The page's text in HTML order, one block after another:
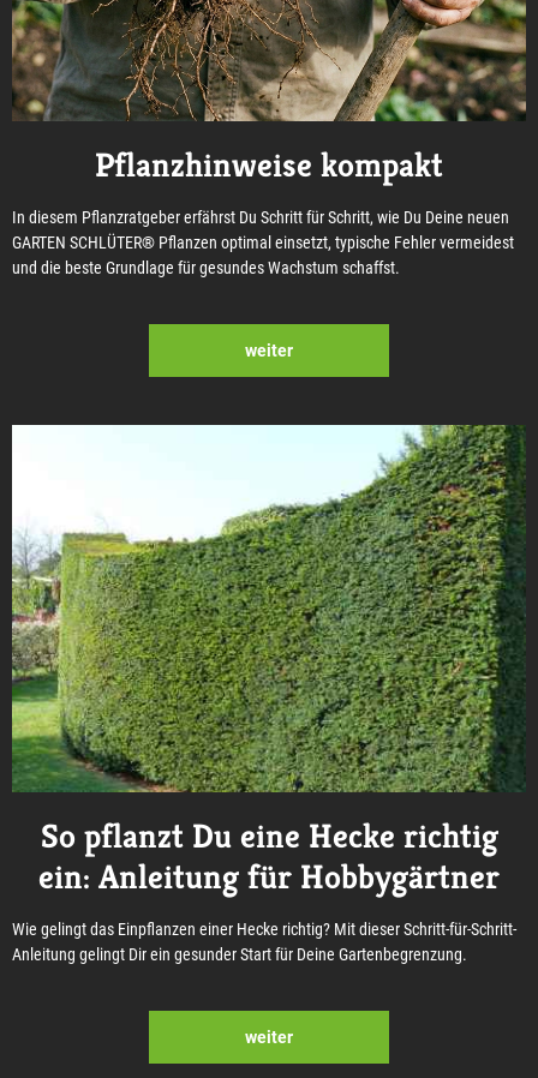
Pflanzhinweise kompakt
In diesem Pflanzratgeber erfährst Du Schritt für Schritt, wie Du Deine neuen
GARTEN SCHLÜTER® Pflanzen optimal einsetzt, typische Fehler vermeidest
und die beste Grundlage für gesundes Wachstum schaffst.
weiter
So pflanzt Du eine Hecke richtig
ein: Anleitung für Hobbygärtner
Wie gelingt das Einpflanzen einer Hecke richtig? Mit dieser Schritt-für-Schritt-
Anleitung gelingt Dir ein gesunder Start für Deine Gartenbegrenzung.
weiter